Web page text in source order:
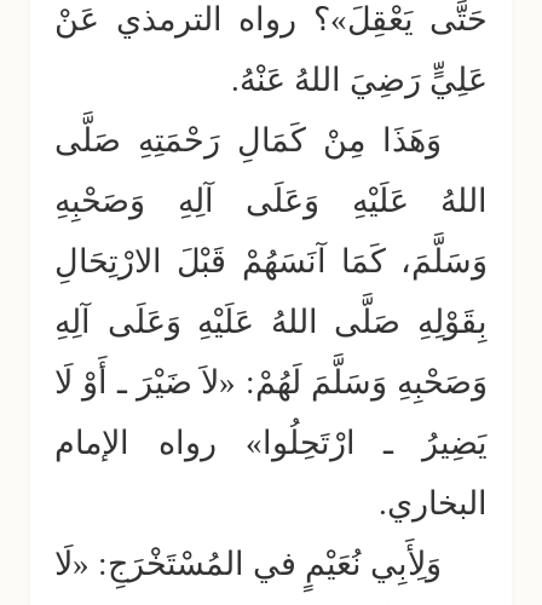
حَتَّى يَعْقِلَ»؟ رواه الترمذي عَنْ
عَلِيٍّ رَضِيَ اللهُ عَنْهُ.
وَهَذَا مِنْ كَمَالِ رَحْمَتِهِ صَلَّى
اللهُ عَلَيْهِ وَعَلَى آلِهِ وَصَحْبِهِ
وَسَلَّمَ، كَمَا آنَسَهُمْ قَبْلَ الارْتِحَالِ
بِقَوْلِهِ صَلَّى اللهُ عَلَيْهِ وَعَلَى آلِهِ
وَصَحْبِهِ وَسَلَّمَ لَهُمْ: «لاَ ضَيْرَ ـ أَوْ لَا
يَضِيرُ ـ ارْتَحِلُوا» رواه الإمام
البخاري.
وَلِأَبِي نُعَيْمٍ في المُسْتَخْرَجِ: «لَا